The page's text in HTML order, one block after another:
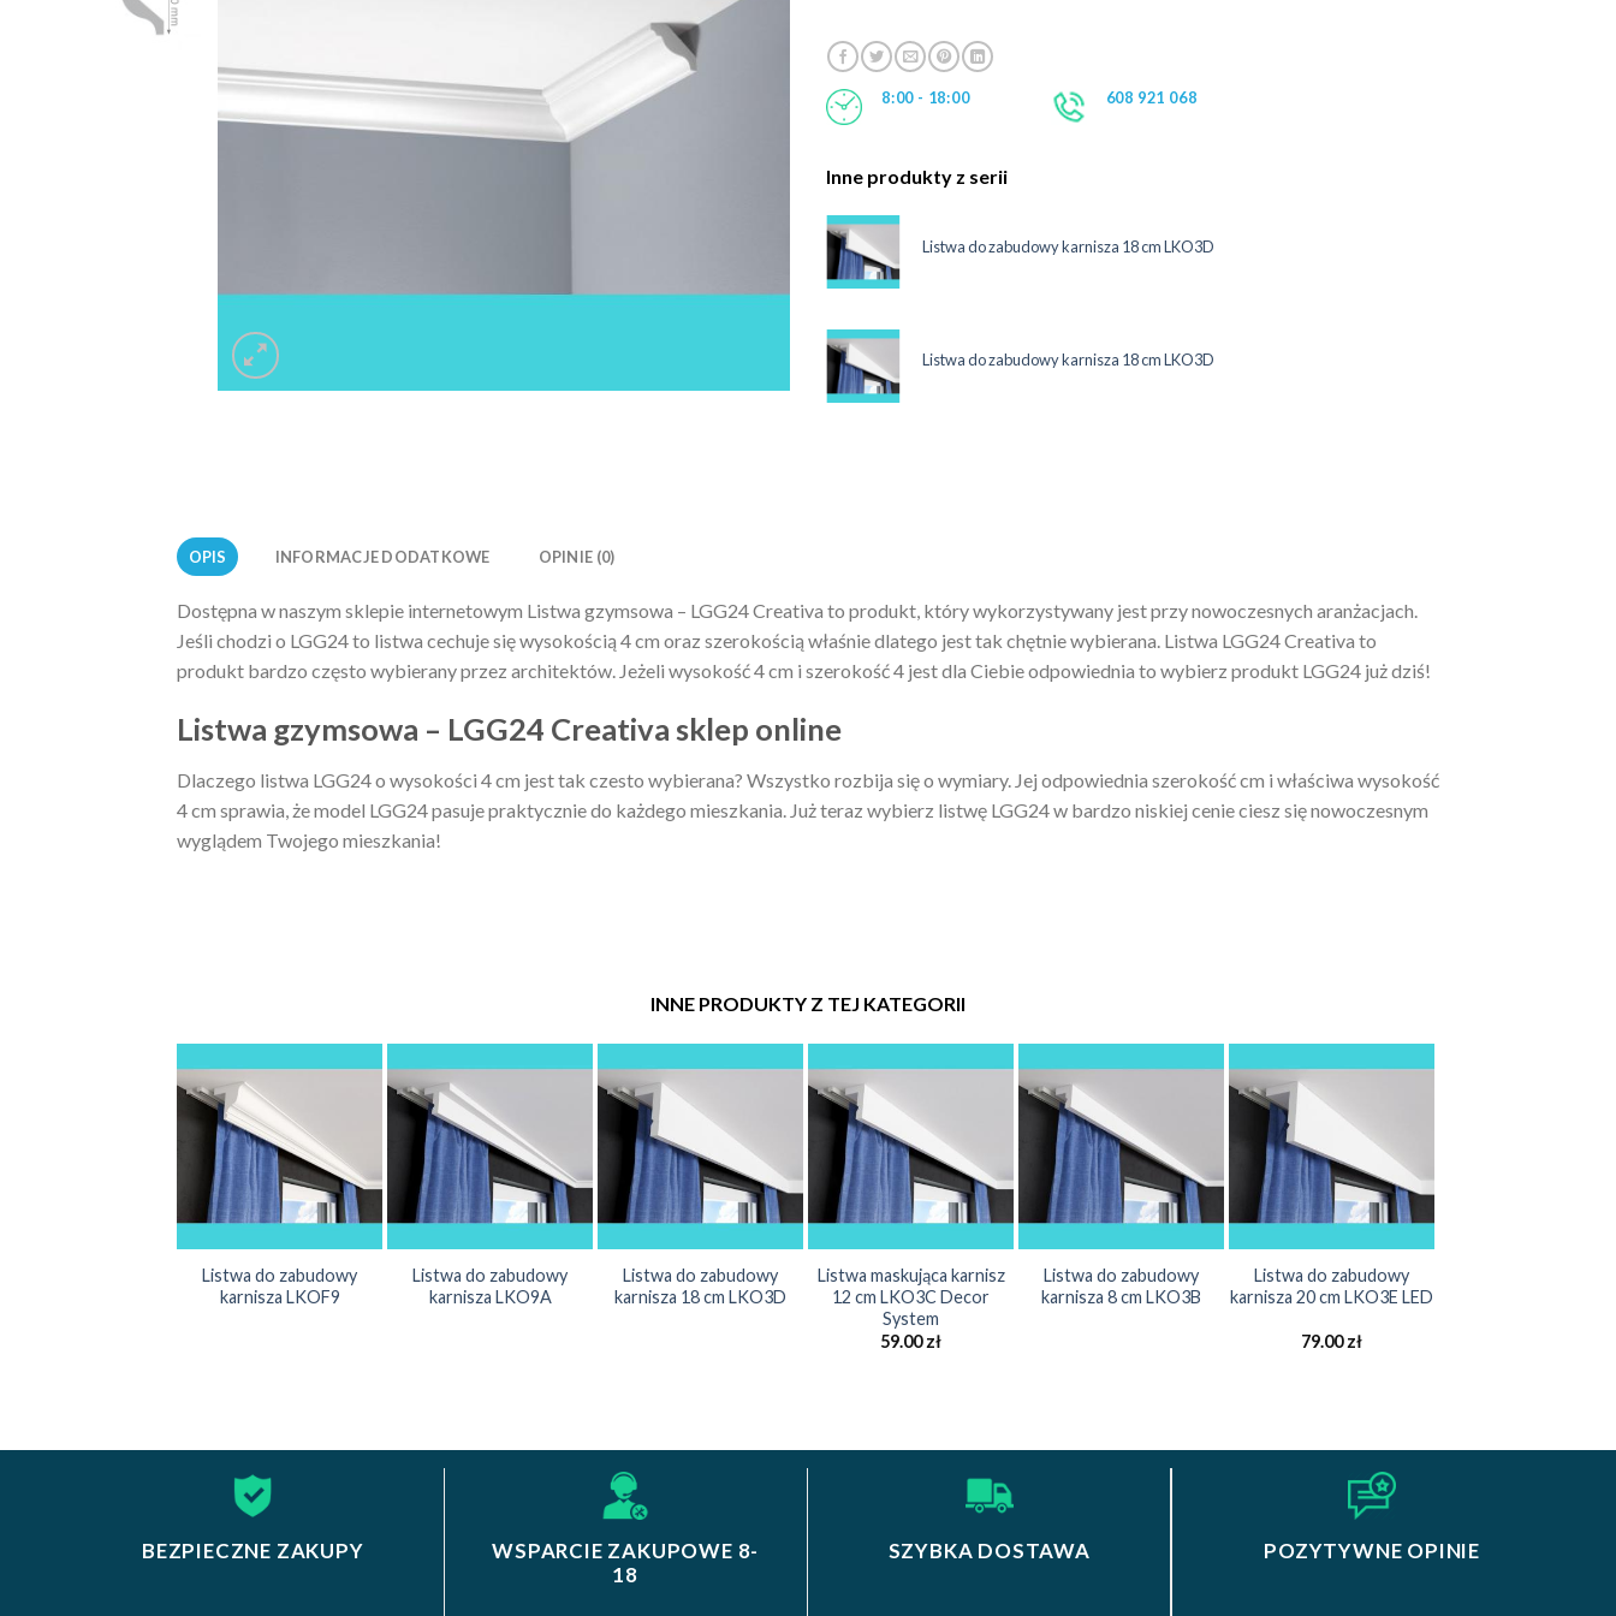
8:00 - 18:00 608 921 068
Inne produkty z serii
Listwa do zabudowy karnisza 18 cm LKO3D
Listwa do zabudowy karnisza 18 cm LKO3D
Listwa do zabudowy karnisza LKO9A
59.00zł
OPIS INFORMACJE DODATKOWE OPINIE (0)
Dostępna w naszym sklepie internetowym Listwa gzymsowa – LGG24 Creativa to produkt, który wykorzystywany jest przy nowoczesnych aranżacjach.
Jeśli chodzi o LGG24 to listwa cechuje się wysokością 4 cm oraz szerokością właśnie dlatego jest tak chętnie wybierana. Listwa LGG24 Creativa to
produkt bardzo często wybierany przez architektów. Jeżeli wysokość 4 cm i szerokość 4 jest dla Ciebie odpowiednia to wybierz produkt LGG24 już dziś!
Listwa gzymsowa – LGG24 Creativa sklep online
Dlaczego listwa LGG24 o wysokości 4 cm jest tak czesto wybierana? Wszystko rozbija się o wymiary. Jej odpowiednia szerokość cm i właściwa wysokość
4 cm sprawia, że model LGG24 pasuje praktycznie do każdego mieszkania. Już teraz wybierz listwę LGG24 w bardzo niskiej cenie ciesz się nowoczesnym
wyglądem Twojego mieszkania!
INNE PRODUKTY Z TEJ KATEGORII
Listwa do zabudowy
karnisza LKOF9
Listwa do zabudowy
karnisza LKO9A
Listwa do zabudowy
karnisza 18 cm LKO3D
Listwa maskująca karnisz
12 cm LKO3C Decor
System
59.00zł
Listwa do zabudowy
karnisza 8 cm LKO3B
Listwa do zabudowy
karnisza 20 cm LKO3E LED
79.00zł
BEZPIECZNE ZAKUPY
WSPARCIE ZAKUPOWE 8-
18
SZYBKA DOSTAWA POZYTYWNE OPINIE